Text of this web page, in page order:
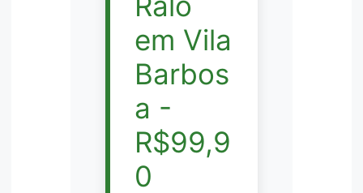
em Vila
Barbos
a -
R$99,9
0